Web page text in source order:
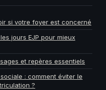
si votre foyer est concerné
jours EJP pour mieux
et repères essentiels
: comment éviter le
?